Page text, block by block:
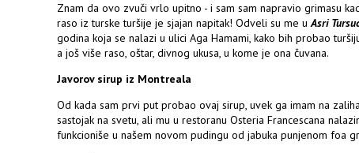
Znam da ovo zvuči vrlo upitno - i sam sam napravio grimasu
raso iz turske turšije je sjajan napitak! Odveli su me uAsri
godina koja se nalazi u ulici Aga Hamami, kako bih probao
a još više raso, oštar, divnog ukusa, u kome je ona čuvana.
Javorov sirup iz Montreala
Od kada sam prvi put probao ovaj sirup, uvek ga imam na
sastojak na svetu, ali mu u restoranu Osteria Francescana
funkcioniše u našem novom pudingu od jabuka punjenom foa